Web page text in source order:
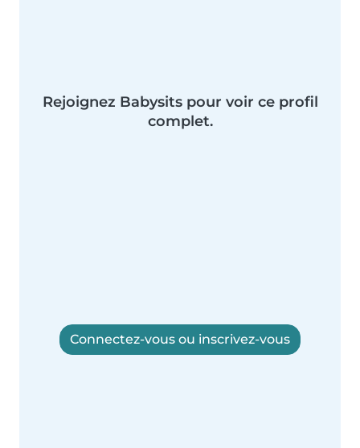
Rejoignez Babysits pour voir ce profil
complet.
Connectez-vous ou inscrivez-vous